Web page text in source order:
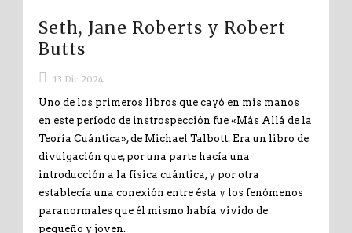
Seth, Jane Roberts y Robert
Butts
13 Dic 2024
Uno de los primeros libros que cayó en mis manos
en este período de instrospección fue «Más Allá de la
Teoría Cuántica», de Michael Talbott. Era un libro de
divulgación que, por una parte hacía una
introducción a la física cuántica, y por otra
establecía una conexión entre ésta y los fenómenos
paranormales que él mismo había vivido de
pequeño y joven.